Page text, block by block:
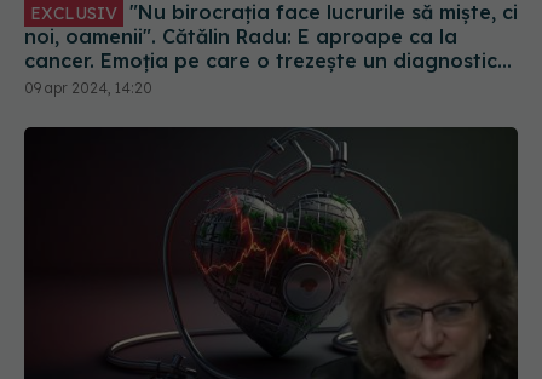
EXCLUSIV
noi, oamenii". Cătălin Radu: E aproape ca la
cancer. Emoția pe care o trezește un diagnostic
de cancer este incomparabil mai mare
09 apr 2024, 14:20